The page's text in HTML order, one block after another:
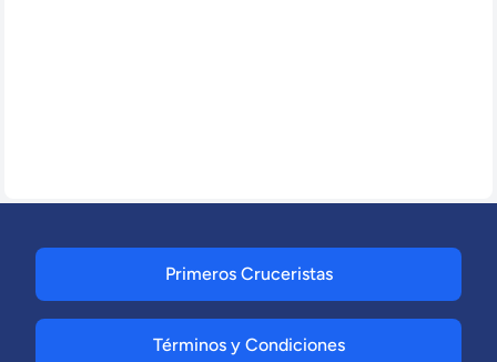
Primeros Cruceristas
Términos y Condiciones